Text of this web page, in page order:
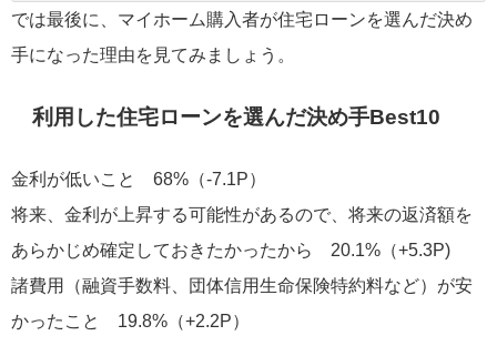
では最後に、マイホーム購入者が住宅ローンを選んだ決め
手になった理由を見てみましょう。
利用した住宅ローンを選んだ決め手Best10
金利が低いこと 68%（-7.1P）
将来、金利が上昇する可能性があるので、将来の返済額を
あらかじめ確定しておきたかったから 20.1%（+5.3P)
諸費用（融資手数料、団体信用生命保険特約料など）が安
かったこと 19.8%（+2.2P）